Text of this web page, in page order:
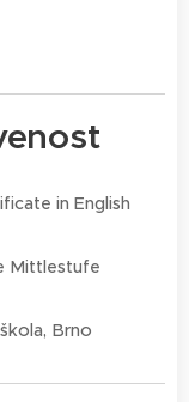
in English
Mittlestufe
Brno